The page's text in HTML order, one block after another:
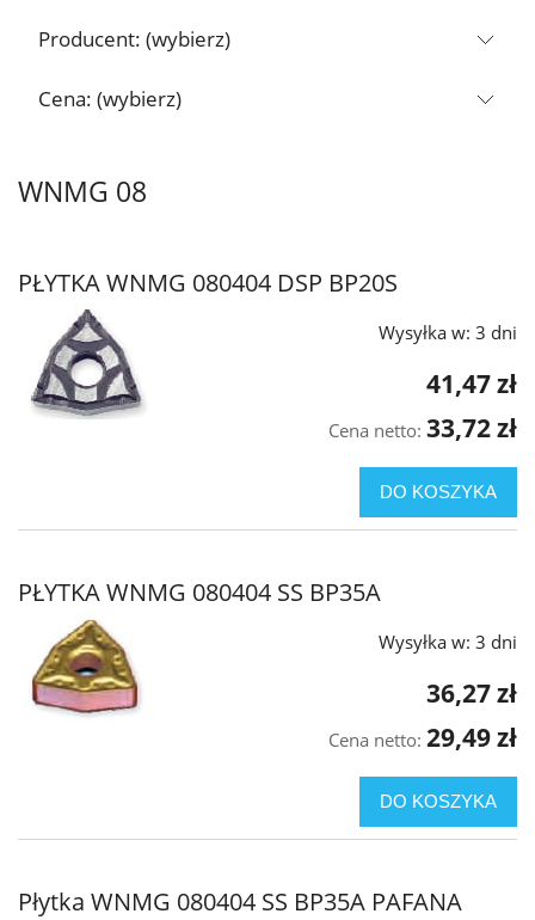
Producent: (wybierz)
Cena: (wybierz)
WNMG 08
PŁYTKA WNMG 080404 DSP BP20S
Wysyłka w: 3 dni
41,47 zł
Cena netto: 33,72 zł
DO KOSZYKA
PŁYTKA WNMG 080404 SS BP35A
Wysyłka w: 3 dni
36,27 zł
Cena netto: 29,49 zł
DO KOSZYKA
Płytka WNMG 080404 SS BP35A PAFANA